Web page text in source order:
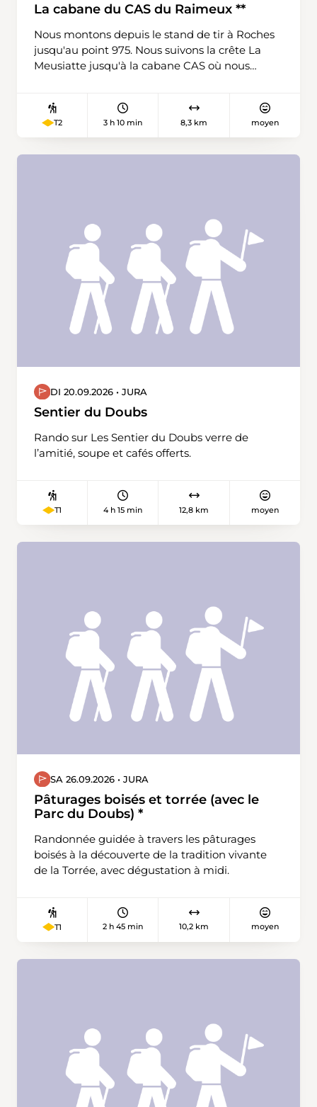
La cabane du CAS du Raimeux **
Nous montons depuis le stand de tir à Roches
jusqu'au point 975. Nous suivons la crête La
Meusiatte jusqu'à la cabane CAS où nous
sentier jusqu'à l'intersection 975 et finissons la
boucle au stand de tir de Roches.
T2 3 h 10 min 8,3 km moyen
DI 20.09.2026 • JURA
Sentier du Doubs
Rando sur Les Sentier du Doubs verre de
l’amitié, soupe et cafés offerts.
T1 4 h 15 min 12,8 km moyen
SA 26.09.2026 • JURA
Pâturages boisés et torrée (avec le
Parc du Doubs) *
Randonnée guidée à travers les pâturages
boisés à la découverte de la tradition vivante
de la Torrée, avec dégustation à midi.
T1 2 h 45 min 10,2 km moyen